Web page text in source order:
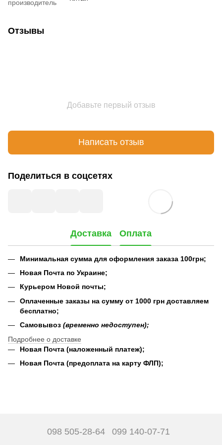
производитель
Отзывы
Добавьте первый отзыв
Написать отзыв
Поделиться в соцсетях
Доставка Оплата
Минимальная сумма для оформления заказа 100грн;
Новая Почта по Украине;
Курьером Новой почты;
Оплаченные заказы на сумму от 1000 грн доставляем
бесплатно;
Самовывоз (временно недоступен);
Подробнее о доставке
Новая Почта (наложенный платеж);
Новая Почта (предоплата на карту ФЛП);
098 505-28-64 099 140-07-71